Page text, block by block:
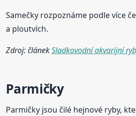
Samečky rozpoznáme podle více
a ploutvích.
Zdroj: článekSladkovodní akvarijní
Parmičky
Parmičky jsou čilé hejnové ryby,